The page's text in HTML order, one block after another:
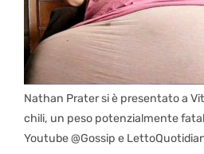
Nathan Prater si è presentato a
chili, un peso potenzialmente
Youtube @Gossip e